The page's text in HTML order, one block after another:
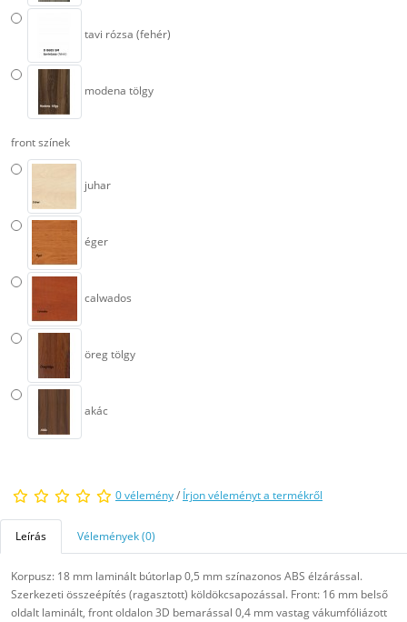
tavi rózsa (fehér)
modena tölgy
front színek
juhar
éger
calwados
öreg tölgy
akác
0 vélemény/ Írjon véleményt a termékről
Leírás Vélemények (0)
Korpusz: 18 mm laminált bútorlap 0,5 mm színazonos ABS élzárással.
Szerkezeti összeépítés (ragasztott) köldökcsapozással. Front: 16 mm belső
oldalt laminált, front oldalon 3D bemarással 0,4 mm vastag vákumfóliázott